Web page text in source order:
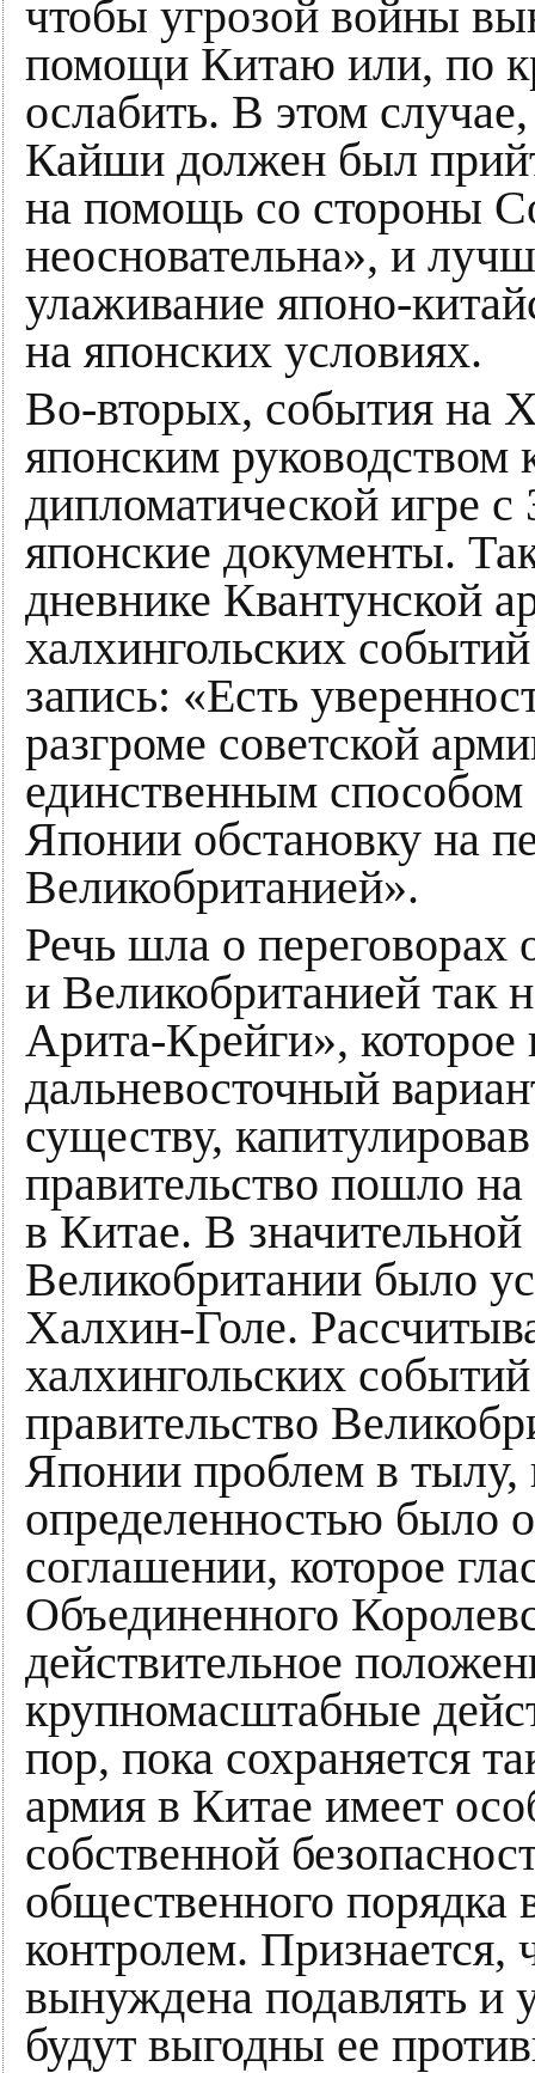
чтобы угрозой войны
помощи Китаю или, по
ослабить. В этом
Кайши должен был
на помощь со стороны
неосновательна», и
улаживание японо-
на японских условиях.
Во-вторых, события на
японским руководством
дипломатической игре
японские документы.
дневнике Квантунской
халхингольских
запись: «Есть
разгроме советской
единственным
Японии обстановку на
Великобританией».
Речь шла о
и Великобританией так
Арита-Крейги»,
дальневосточный
существу,
правительство пошло
в Китае. В
Великобритании было
Халхин-Голе.
халхингольских
правительство
Японии проблем в тылу,
определенностью было
соглашении, которое
Объединенного
действительное
крупномасштабные
пор, пока сохраняется
армия в Китае имеет
собственной
общественного порядка
контролем. Признается,
вынуждена подавлять и
будут выгодны ее